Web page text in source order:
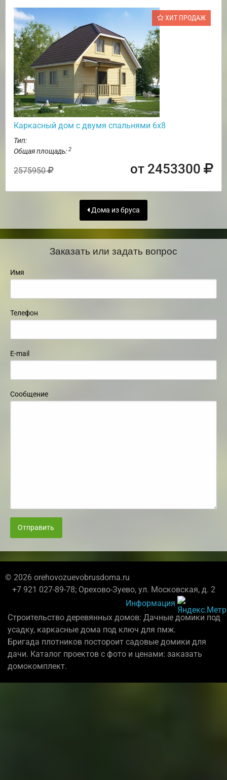
ХИТ ПРОДАЖ
Каркасный дом с двумя спальнями 6х8
Тип:
Общая площадь: 2
2575950 от 2453300
Дома из бруса
Заказать или задать вопрос
Имя
Телефон
E-mail
Сообщение
Отправить
© 2026 orehovozuevobrusdoma.ru
+7 921 027-89-78; Орехово-Зуево, ул. Московская, д. 2
Информация
Строительство деревянных домов: Дачные домики под
усадку, каркасные дома под ключ для пмж.
Бригада плотников постороит садовые домики для
дачи. Каталог проектов с фото и ценами: заказать
домокомплект.